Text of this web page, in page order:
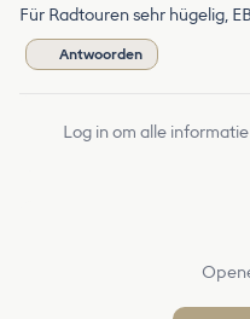
Für Radtouren sehr hügelig,
Antwoorden
Log in om alle